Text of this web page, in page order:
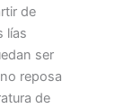
de
lías
ser
reposa
de